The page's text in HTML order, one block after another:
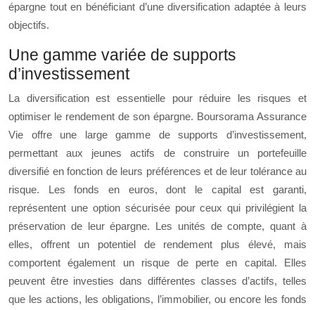
épargne tout en bénéficiant d’une diversification adaptée à leurs
objectifs.
Une gamme variée de supports
d’investissement
La diversification est essentielle pour réduire les risques et
optimiser le rendement de son épargne. Boursorama Assurance
Vie offre une large gamme de supports d’investissement,
permettant aux jeunes actifs de construire un portefeuille
diversifié en fonction de leurs préférences et de leur tolérance au
risque. Les fonds en euros, dont le capital est garanti,
représentent une option sécurisée pour ceux qui privilégient la
préservation de leur épargne. Les unités de compte, quant à
elles, offrent un potentiel de rendement plus élevé, mais
comportent également un risque de perte en capital. Elles
peuvent être investies dans différentes classes d’actifs, telles
que les actions, les obligations, l’immobilier, ou encore les fonds